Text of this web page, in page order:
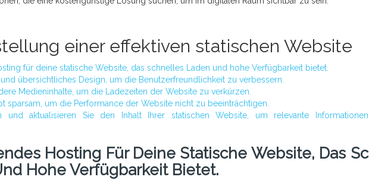
einer effektiven statischen Website
für deine statische Website, das schnelles Laden und hohe Verfügbarkeit bietet.
übersichtliches Design, um die Benutzerfreundlichkeit zu verbessern.
Medieninhalte, um die Ladezeiten der Website zu verkürzen.
sparsam, um die Performance der Website nicht zu beeinträchtigen.
und aktualisieren Sie den Inhalt Ihrer statischen Website, um relevante Informationen
Hosting Für Deine Statische Website, Das Sc
Hohe Verfügbarkeit Bietet.